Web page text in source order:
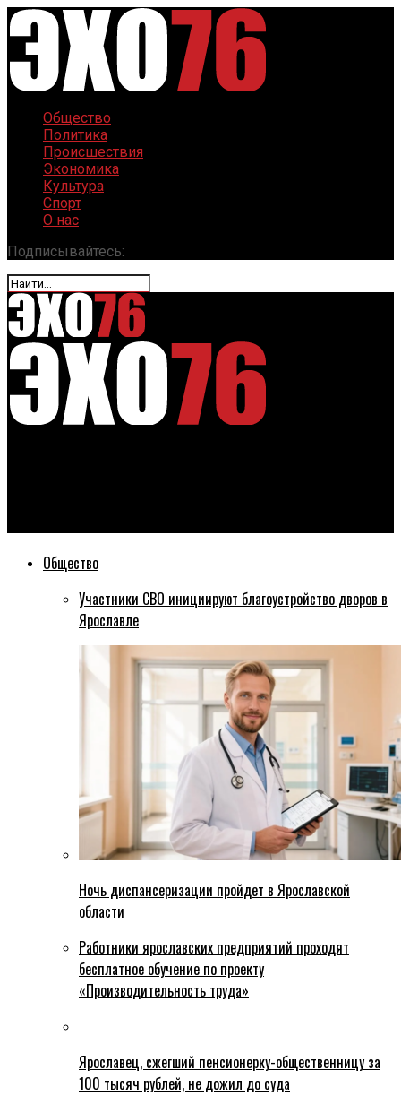
Общество
Политика
Происшествия
Экономика
Культура
Спорт
О нас
Подписывайтесь:
Общество
Участники СВО инициируют благоустройство дворов в
Ярославле
Ночь диспансеризации пройдет в Ярославской
области
Работники ярославских предприятий проходят
бесплатное обучение по проекту
«Производительность труда»
Ярославец, сжегший пенсионерку-общественницу за
100 тысяч рублей, не дожил до суда